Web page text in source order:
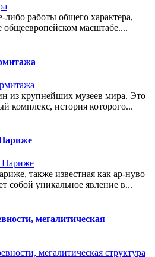
работы общего характера,
общеевропейском масштабе....
из крупнейших музеев мира. Это
комплекс, история которого...
также известная как ар-нуво
собой уникальное явление в...
мегалитическая